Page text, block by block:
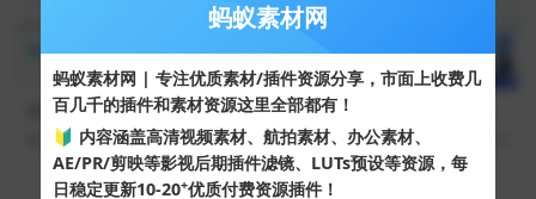
清新蓝灰配色极简部门半年工
作总结PPT模板
56 10
清新蓝简约通用工作总结汇报
PPT模板
38
蚂蚁素材网
蚂蚁素材网 | 专注优质素材/插件资源分享，市面上收费几
百几千的插件和素材资源这里全部都有！
🔰 内容涵盖高清视频素材、航拍素材、办公素材、
AE/PR/剪映等影视后期插件滤镜、LUTs预设等资源，每
日稳定更新10-20+优质付费资源插件！